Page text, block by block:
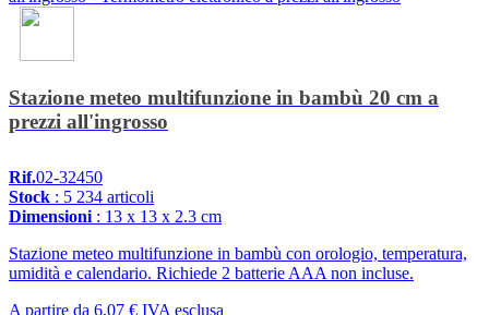
Stazione meteo multifunzione in bambù 20 cm a
prezzi all'ingrosso
Rif.02-32450
Stock : 5 234 articoli
Dimensioni: 13 x 13 x 2.3 cm
Stazione meteo multifunzione in bambù con orologio, temperatura,
umidità e calendario. Richiede 2 batterie AAA non incluse.
A partire da 6,07 € IVA esclusa